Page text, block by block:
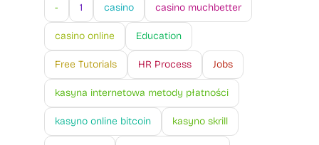
- 1 casino casino muchbetter
casino online Education
Free Tutorials HR Process Jobs
kasyna internetowa metody płatności
kasyno online bitcoin kasyno skrill